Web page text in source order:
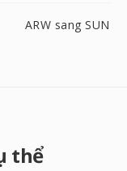
ARW sang SUN
thể